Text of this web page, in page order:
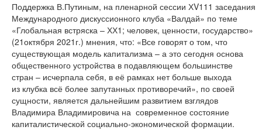
Поддержка В.Путиным, на пленарной сессии ХV111 заседания
Международного дискуссионного клуба «Валдай» по теме
«Глобальная встряска – ХХ1; человек, ценности, государство»
(21октября 2021г.) мнения, что: «Все говорят о том, что
существующая модель капитализма – а это сегодня основа
общественного устройства в подавляющем большинстве
стран – исчерпала себя, в её рамках нет больше выхода
из клубка всё более запутанных противоречий», по своей
сущности, является дальнейшим развитием взглядов
Владимира Владимировича на современное состояние
капиталистической социально-экономической формации.